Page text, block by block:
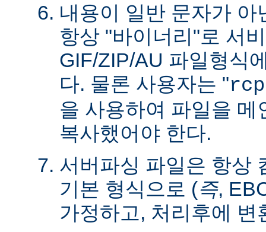
내용이 일반 문자가 아
항상 "바이너리"로 서
GIF/ZIP/AU 파일형식
다. 물론 사용자는 "
을 사용하여 파일을 메
복사했어야 한다.
서버파싱 파일은 항상
기본 형식으로 (즉,
가정하고, 처리후에 변